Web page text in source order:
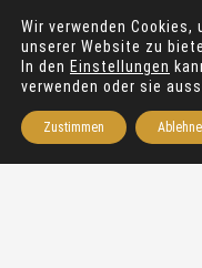
Inhalt
springen
Wir verwenden
unserer Website zu
In den Einstellungen
verwenden oder sie
Zustimmen